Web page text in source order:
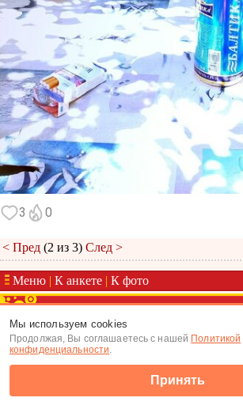
3 0
< Пред (2 из 3) След >
Меню | К анкете | К фото
(c) Tabor.ru 2026
Мы используем cookies
Продолжая, Вы соглашаетесь с нашей Политикой
конфиденциальности.
Принять